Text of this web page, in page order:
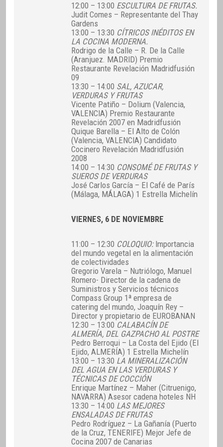
12:00 – 13:00 ESCULTURA DE FRUTAS.
Judit Comes – Representante del Thay
Gardens
13:00 – 13:30 CÍTRICOS INÉDITOS EN
LA COCINA MODERNA.
Rodrigo de la Calle – R. De la Calle
(Aranjuez. MADRID) Premio
Restaurante Revelación Madridfusión
09
13:30 – 14:00 SAL, AZUCAR,
VERDURAS Y FRUTAS
Vicente Patiño – Dolium (Valencia,
VALENCIA) Premio Restaurante
Revelación 2007 en Madridfusión
Quique Barella – El Alto de Colón
(Valencia, VALENCIA) Candidato
Cocinero Revelación Madridfusión
2008
14:00 – 14:30 CONSOMÉ DE FRUTAS Y
SUEROS DE VERDURAS
José Carlos García – El Café de París
(Málaga, MÁLAGA) 1 Estrella Michelín
VIERNES, 6 DE NOVIEMBRE
11:00 – 12:30 COLOQUIO:Importancia
del mundo vegetal en la alimentación
de colectividades
Gregorio Varela – Nutriólogo, Manuel
Romero- Director de la cadena de
Suministros y Servicios técnicos
Compass Group 1ª empresa de
catering del mundo, Joaquín Rey –
Director y propietario de EUROBANAN
12:30 – 13:00 CALABACÍN DE
ALMERÍA, DEL GAZPACHO AL POSTRE
Pedro Berroqui – La Costa del Ejido (El
Ejido, ALMERÍA) 1 Estrella Michelín
13:00 – 13:30 LA MINERALIZACIÓN
DEL AGUA EN LAS VERDURAS Y
TÉCNICAS DE COCCIÓN
Enrique Martínez – Maher (Citruenigo,
NAVARRA) Asesor cadena hoteles NH
13:30 – 14:00 LAS MEJORES
ENSALADAS DE FRUTAS
Pedro Rodríguez – La Gañanía (Puerto
de la Cruz, TENERIFE) Mejor Jefe de
Cocina 2007 de Canarias